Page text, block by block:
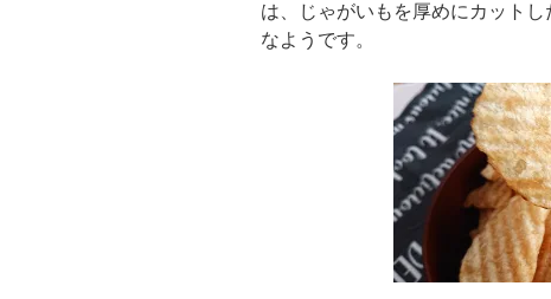
は、じゃがいもを厚めにカット
なようです。